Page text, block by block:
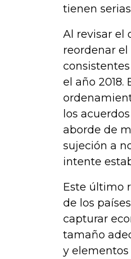
tienen
Al revisar el
reordenar
el año
los
aborde de
sujeción a
intente
Este último
de los
capturar
tamaño
y elementos